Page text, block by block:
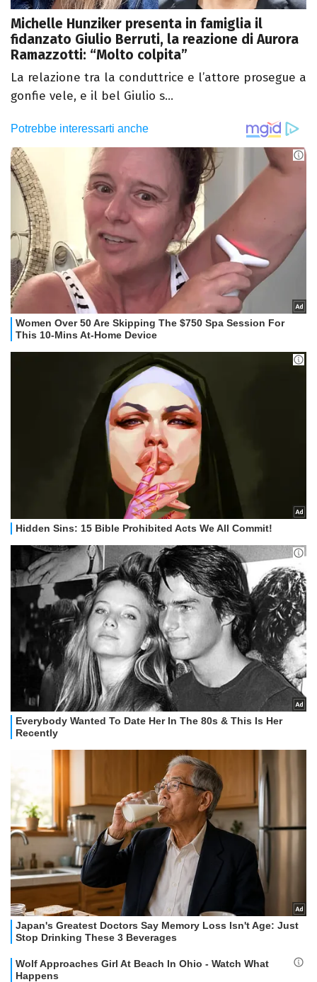
Michelle Hunziker presenta in famiglia il
fidanzato Giulio Berruti, la reazione di Aurora
Ramazzotti: “Molto colpita”
La relazione tra la conduttrice e l’attore prosegue a
gonfie vele, e il bel Giulio s...